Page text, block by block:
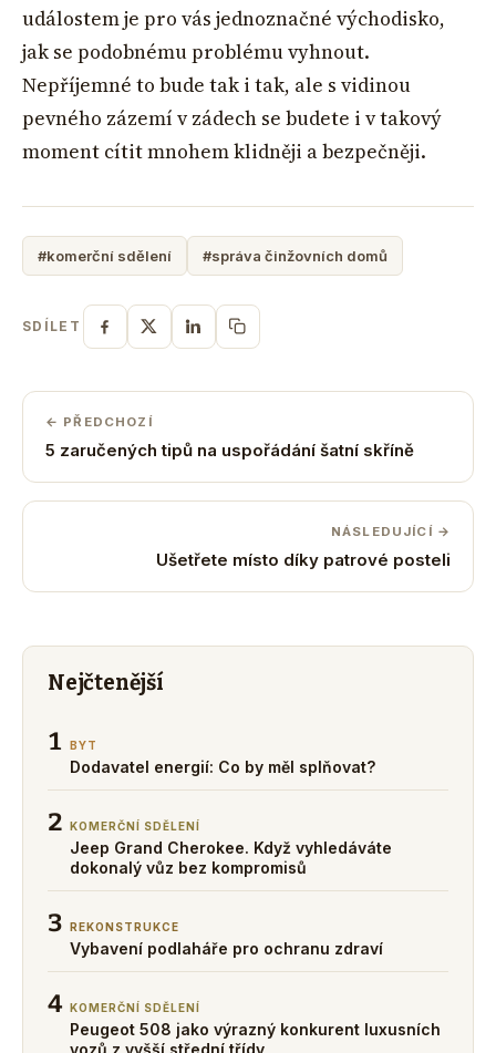
událostem je pro vás jednoznačné východisko,
jak se podobnému problému vyhnout.
Nepříjemné to bude tak i tak, ale s vidinou
pevného zázemí v zádech se budete i v takový
moment cítit mnohem klidněji a bezpečněji.
#komerční sdělení #správa činžovních domů
SDÍLET
← PŘEDCHOZÍ
5 zaručených tipů na uspořádání šatní skříně
NÁSLEDUJÍCÍ →
Ušetřete místo díky patrové posteli
Nejčtenější
1 BYT
Dodavatel energií: Co by měl splňovat?
2 KOMERČNÍ SDĚLENÍ
Jeep Grand Cherokee. Když vyhledáváte
dokonalý vůz bez kompromisů
3 REKONSTRUKCE
Vybavení podlaháře pro ochranu zdraví
4 KOMERČNÍ SDĚLENÍ
Peugeot 508 jako výrazný konkurent luxusních
vozů z vyšší střední třídy